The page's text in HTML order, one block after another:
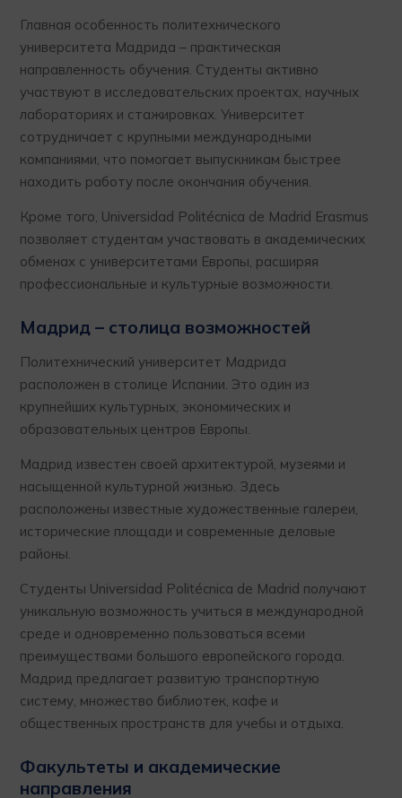
Главная особенность политехнического
университета Мадрида – практическая
направленность обучения. Студенты активно
участвуют в исследовательских проектах, научных
лабораториях и стажировках. Университет
сотрудничает с крупными международными
компаниями, что помогает выпускникам быстрее
находить работу после окончания обучения.
Кроме того, Universidad Politécnica de Madrid Erasmus
позволяет студентам участвовать в академических
обменах с университетами Европы, расширяя
профессиональные и культурные возможности.
Мадрид – столица возможностей
Политехнический университет Мадрида
расположен в столице Испании. Это один из
крупнейших культурных, экономических и
образовательных центров Европы.
Мадрид известен своей архитектурой, музеями и
насыщенной культурной жизнью. Здесь
расположены известные художественные галереи,
исторические площади и современные деловые
районы.
Студенты Universidad Politécnica de Madrid получают
уникальную возможность учиться в международной
среде и одновременно пользоваться всеми
преимуществами большого европейского города.
Мадрид предлагает развитую транспортную
систему, множество библиотек, кафе и
общественных пространств для учебы и отдыха.
Факультеты и академические
направления